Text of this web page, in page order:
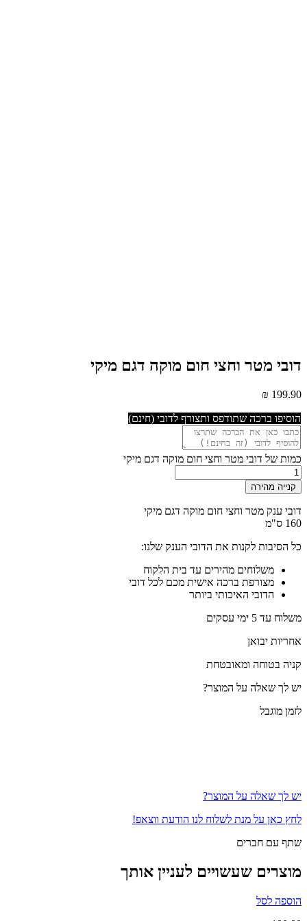
דובי מטר וחצי חום מוקה דגם מיקי
₪ 199.90
הוסיפו ברכה שתודפס ותצורף לדובי (חינם)
כמות של דובי מטר וחצי חום מוקה דגם מיקי
קנייה מהירה
דובי ענק מטר וחצי חום מוקה דגם מיקי
160 ס"מ
כל הסיבות לקנות את הדובי הענק שלנו:
משלוחים מהירים עד בית הלקוח
מצורפת ברכה אישית מכם לכל דובי
הדובי האיכותי ביותר
משלוח עד 5 ימי עסקים
אחריות יבואן
קניה בטוחה ומאובטחת
יש לך שאלה על המוצר?
לזמן מוגבל
יש לך שאלה על המוצר?
לחץ כאן על מנת לשלוח לנו הודעת ווצאפ!
שתף עם חברים
מוצרים שעשויים לעניין אותך
הוספה לסל